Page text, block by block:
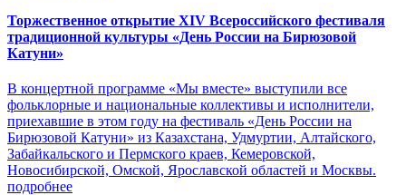
Торжественное открытие XIV Всероссийского фестиваля
традиционной культуры «День России на Бирюзовой
Катуни»
В концертной программе «Мы вместе» выступили все
фольклорные и национальные коллективы и исполнители,
приехавшие в этом году на фестиваль «День России на
Бирюзовой Катуни» из Казахстана, Удмуртии, Алтайского,
Забайкальского и Пермского краев, Кемеровской,
Новосибирской, Омской, Ярославской областей и Москвы.
подробнее